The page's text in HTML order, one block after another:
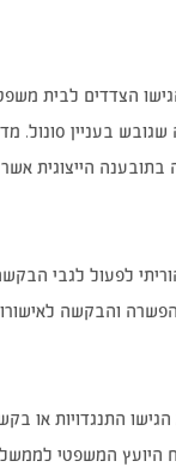
בעניין סונול.
הייצוגית
והבקשה לאישורו
או בקשות לצאת
היועץ המשפטי